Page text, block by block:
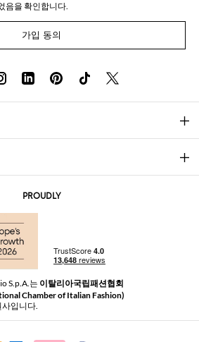
음을 확인합니다.
가입 동의
PROUDLY
S.p.A.는 이탈리아국립패션협회
Chamber of Italian Fashion)
사입니다.